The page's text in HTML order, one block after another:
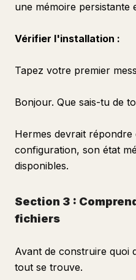
une mémoire persistante
Vérifier l'installation :
Tapez votre premier
Bonjour. Que sais-tu de
Hermes devrait répondre
configuration, son état
disponibles.
Section 3 :
fichiers
Avant de construire quoi
tout se trouve.